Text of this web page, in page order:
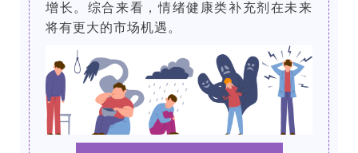
增长。综合来看，情绪健康类补充剂在未来
将有更大的市场机遇。